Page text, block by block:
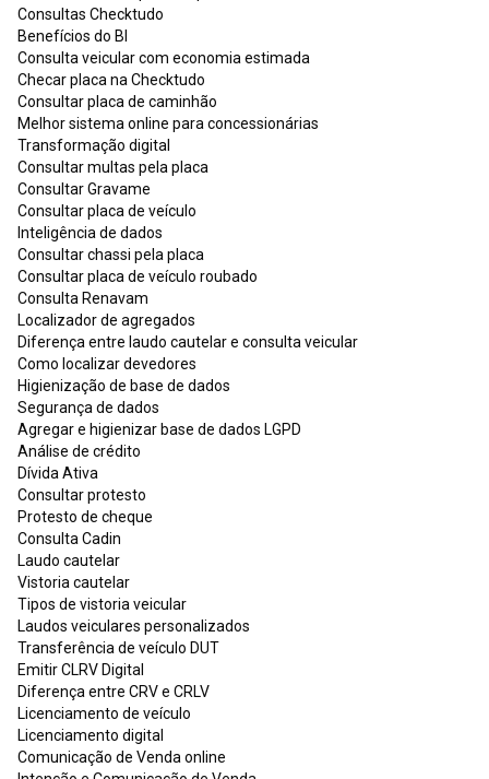
Consultas Checktudo
Benefícios do BI
Consulta veicular com economia estimada
Checar placa na Checktudo
Consultar placa de caminhão
Melhor sistema online para concessionárias
Transformação digital
Consultar multas pela placa
Consultar Gravame
Consultar placa de veículo
Inteligência de dados
Consultar chassi pela placa
Consultar placa de veículo roubado
Consulta Renavam
Localizador de agregados
Diferença entre laudo cautelar e consulta veicular
Como localizar devedores
Higienização de base de dados
Segurança de dados
Agregar e higienizar base de dados LGPD
Análise de crédito
Dívida Ativa
Consultar protesto
Protesto de cheque
Consulta Cadin
Laudo cautelar
Vistoria cautelar
Tipos de vistoria veicular
Laudos veiculares personalizados
Transferência de veículo DUT
Emitir CLRV Digital
Diferença entre CRV e CRLV
Licenciamento de veículo
Licenciamento digital
Comunicação de Venda online